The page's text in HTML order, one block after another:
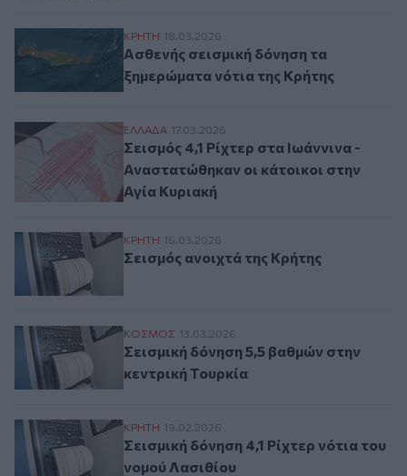
Ασθενής σεισμική δόνηση τα ξημερώματα
ΚΡΗΤΗ 18.03.2026
Ασθενής σεισμική δόνηση τα
ξημερώματα νότια της Κρήτης
Σεισμός 4,1 Ρίχτερ στα Ιωάννινα -
ΕΛΛAΔΑ 17.03.2026
Σεισμός 4,1 Ρίχτερ στα Ιωάννινα -
Αναστατώθηκαν οι κάτοικοι στην
Αγία Κυριακή
Σεισμός ανοιχτά της Κρήτης
ΚΡΗΤΗ 16.03.2026
Σεισμός ανοιχτά της Κρήτης
Σεισμική δόνηση 5,5 βαθμών στην
ΚΟΣΜΟΣ 13.03.2026
Σεισμική δόνηση 5,5 βαθμών στην
κεντρική Τουρκία
Σεισμική δόνηση 4,1 Ρίχτερ νότια του
ΚΡΗΤΗ 19.02.2026
Σεισμική δόνηση 4,1 Ρίχτερ νότια του
νομού Λασιθίου